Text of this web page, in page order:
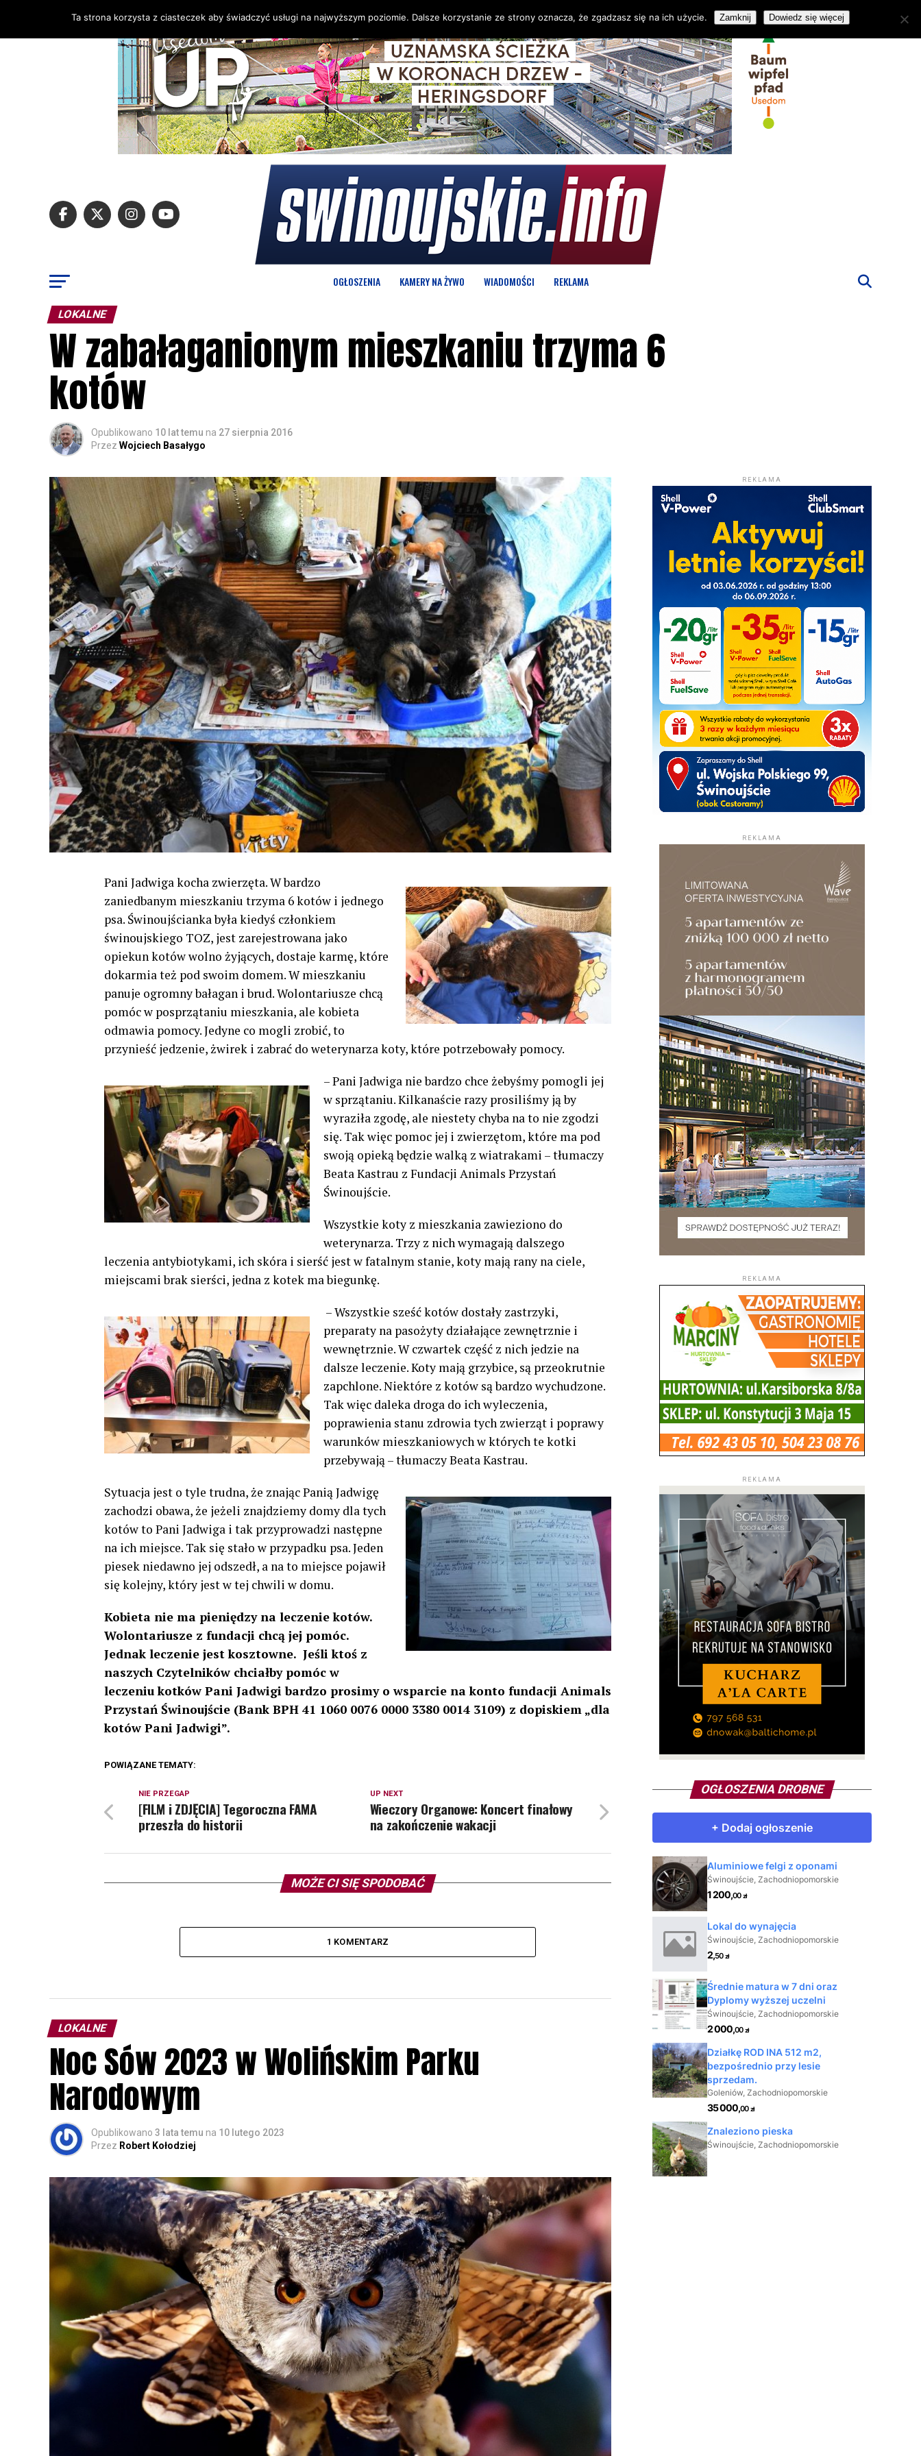
OGŁOSZENIA KAMERY NA ŻYWO WIADOMOŚCI REKLAMA
LOKALNE
W zabałaganionym mieszkaniu trzyma 6
kotów
Opublikowano 10 lat temu na 27 sierpnia 2016
Przez Wojciech Basałygo
Pani Jadwiga kocha zwierzęta. W bardzo
zaniedbanym mieszkaniu trzyma 6 kotów i jednego
psa. Świnoujścianka była kiedyś członkiem
świnoujskiego TOZ, jest zarejestrowana jako
opiekun kotów wolno żyjących, dostaje karmę, które
dokarmia też pod swoim domem. W mieszkaniu
panuje ogromny bałagan i brud. Wolontariusze chcą
pomóc w posprzątaniu mieszkania, ale kobieta
odmawia pomocy. Jedyne co mogli zrobić, to
przynieść jedzenie, żwirek i zabrać do weterynarza koty, które potrzebowały pomocy.
– Pani Jadwiga nie bardzo chce żebyśmy pomogli jej
w sprzątaniu. Kilkanaście razy prosiliśmy ją by
wyraziła zgodę, ale niestety chyba na to nie zgodzi
się. Tak więc pomoc jej i zwierzętom, które ma pod
swoją opieką będzie walką z wiatrakami – tłumaczy
Beata Kastrau z Fundacji Animals Przystań
Świnoujście.
Wszystkie koty z mieszkania zawieziono do
weterynarza. Trzy z nich wymagają dalszego
leczenia antybiotykami, ich skóra i sierść jest w fatalnym stanie, koty mają rany na ciele,
miejscami brak sierści, jedna z kotek ma biegunkę.
– Wszystkie sześć kotów dostały zastrzyki,
preparaty na pasożyty działające zewnętrznie i
wewnętrznie. W czwartek część z nich jedzie na
dalsze leczenie. Koty mają grzybice, są przeokrutnie
zapchlone. Niektóre z kotów są bardzo wychudzone.
Tak więc daleka droga do ich wyleczenia,
poprawienia stanu zdrowia tych zwierząt i poprawy
warunków mieszkaniowych w których te kotki
przebywają – tłumaczy Beata Kastrau.
Sytuacja jest o tyle trudna, że znając Panią Jadwigę
zachodzi obawa, że jeżeli znajdziemy domy dla tych
kotów to Pani Jadwiga i tak przyprowadzi następne
na ich miejsce. Tak się stało w przypadku psa. Jeden
piesek niedawno jej odszedł, a na to miejsce pojawił
się kolejny, który jest w tej chwili w domu.
Kobieta nie ma pieniędzy na leczenie kotów.
Wolontariusze z fundacji chcą jej pomóc.
Jednak leczenie jest kosztowne. Jeśli ktoś z
naszych Czytelników chciałby pomóc w
leczeniu kotków Pani Jadwigi bardzo prosimy o wsparcie na konto fundacji Animals
Przystań Świnoujście (Bank BPH 41 1060 0076 0000 3380 0014 3109) z dopiskiem „dla
kotów Pani Jadwigi”.
POWIĄZANE TEMATY:
UP NEXT
Wieczory Organowe: Koncert finałowy
na zakończenie wakacji
NIE PRZEGAP
[FILM i ZDJĘCIA] Tegoroczna FAMA
przeszła do historii
MOŻE CI SIĘ SPODOBAĆ
1 KOMENTARZ
LOKALNE
Noc Sów 2023 w Wolińskim Parku
Narodowym
Opublikowano 3 lata temu na 10 lutego 2023
Przez Robert Kołodziej
REKLAMA
REKLAMA
REKLAMA
REKLAMA
OGŁOSZENIA DROBNE
Ta strona korzysta z ciasteczek aby świadczyć usługi na najwyższym poziomie. Dalsze korzystanie ze strony oznacza, że zgadzasz się na ich użycie. Zamknij Dowiedz się więcej